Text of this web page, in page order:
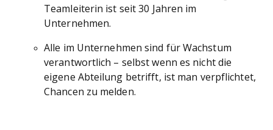
Teamleiterin ist seit 30 Jahren im
Unternehmen.
Alle im Unternehmen sind für Wachstum
verantwortlich – selbst wenn es nicht die
eigene Abteilung betrifft, ist man verpflichtet,
Chancen zu melden.